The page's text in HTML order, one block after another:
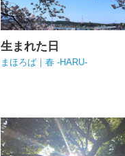
生まれた日
まほろば｜春 -HARU-